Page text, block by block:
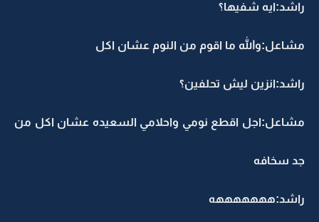
راشد:ايه شفيها؟
مشاعل:والله ما اقوم من النوم عشان اكل
راشد:انزين ليش تحلفين؟
مشاعل:اجل اقطع نومي واحلامي السعيده عشان اكل من
جد سخافه
راشد:هههههههه